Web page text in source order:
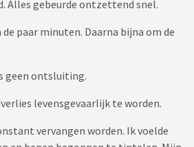
Alles gebeurde ontzettend snel.
paar minuten. Daarna bijna om de
geen ontsluiting.
levensgevaarlijk te worden.
vervangen worden. Ik voelde